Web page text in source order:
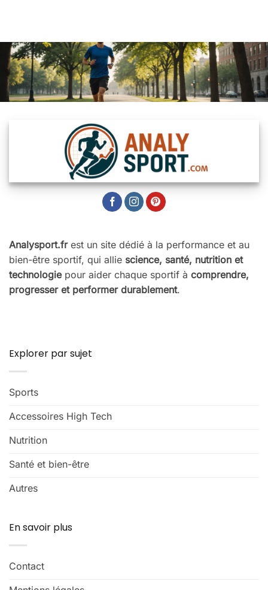
Analysport.frest un site dédié à la performance et au
bien-être sportif, qui allie science, santé, nutrition et
technologiepour aider chaque sportif à comprendre,
progresser et performer durablement.
Explorer par sujet
Sports
Accessoires High Tech
Nutrition
Santé et bien-être
Autres
En savoir plus
Contact